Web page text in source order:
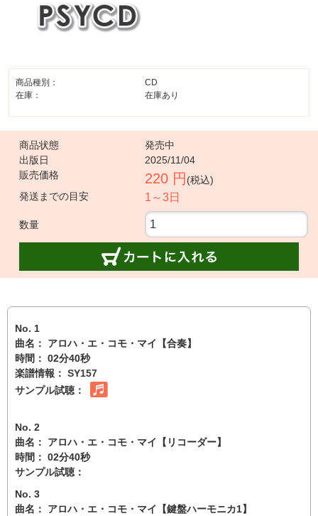
商品種別：
CD
在庫：
在庫あり
商品状態
発売中
出版日
2025/11/04
販売価格
220 円 (税込)
発送までの目安
1～3日
数量
No. 1
曲名： アロハ・エ・コモ・マイ【合奏】
時間： 02分40秒
楽譜情報： SY157
サンプル試聴：
No. 2
曲名： アロハ・エ・コモ・マイ【リコーダー】
時間： 02分40秒
サンプル試聴：
No. 3
曲名： アロハ・エ・コモ・マイ【鍵盤ハーモニカ1】